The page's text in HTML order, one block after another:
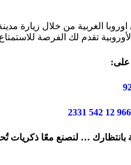
الغربية من خلال زيارة
تقدم لك الفرصة للاستمتاع
على:
بانتظارك … لنصنع معًا ذكريات